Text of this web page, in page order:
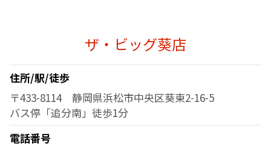
ザ・ビッグ葵店
住所/駅/徒歩
〒433-8114 静岡県浜松市中央区葵東2-16-5
バス停「追分南」徒歩1分
電話番号